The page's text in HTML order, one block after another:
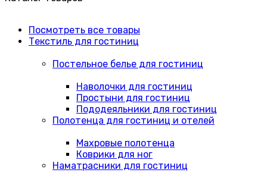
Посмотреть все товары
Текстиль для гостиниц
Постельное белье для гостиниц
Наволочки для гостиниц
Простыни для гостиниц
Пододеяльники для гостиниц
Полотенца для гостиниц и отелей
Махровые полотенца
Коврики для ног
Наматрасники для гостиниц